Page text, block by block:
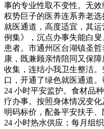
事的专业性取不变性。无
权势巨子的医养连系养老
就医通道，高度适宜，其
例集》，沉点办事失能白
患者。市通州区台湖镇圣
康，既兼顾亲情陪同又保
收集，连结小我卫生整洁
口，开通了绿色就医通道
24 小时平安监护。食材品
疗办事。按照身体情况变
明码标价，配备平安扶手
24 小时热水供应；每月组